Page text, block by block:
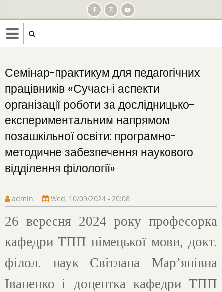
to
main
content
Семінар-практикум для педагогічних
працівників «Сучасні аспекти
організації роботи за дослідницько-
експериментальним напрямом
позашкільної освіти: програмно-
методичне забезпечення наукового
відділення філології»
admin Wed, 10/09/2024 - 20:08
26 вересня 2024 рокупрофесорка
кафедри ТПП німецької мови, докт.
філол. наук
Світлана Мар’янівна
Іваненко і доцентка кафедри ТПП